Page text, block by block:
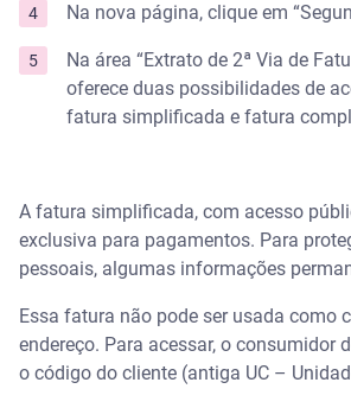
Na nova página, clique em
Na área “Extrato de 2ª Via de
oferece duas possibilidades de
fatura simplificada e fatura
A fatura simplificada, com acesso
exclusiva para pagamentos. Para
pessoais, algumas informações
Essa fatura não pode ser usada como
endereço. Para acessar, o consumidor
o código do cliente (antiga UC –